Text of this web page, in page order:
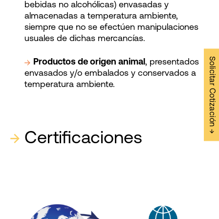
bebidas no alcohólicas) envasadas y
almacenadas a temperatura ambiente,
siempre que no se efectúen manipulaciones
usuales de dichas mercancías.
Productos de origen animal, presentados
envasados y/o embalados y conservados a
temperatura ambiente.
→ Certificaciones
Solicitar Cotización →